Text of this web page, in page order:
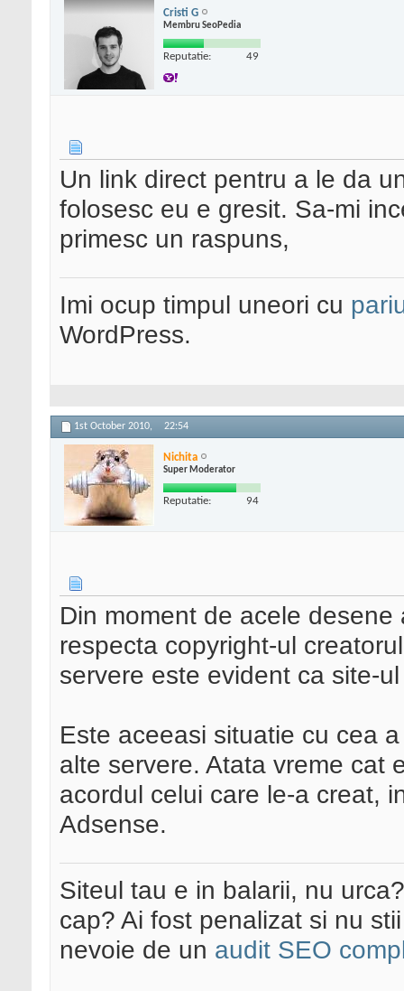
Cristi G
Membru SeoPedia
Reputatie: 49
Un link direct pentru a le da
folosesc eu e gresit. Sa-mi
primesc un raspuns,
Imi ocup timpul uneori cu
WordPress.
1st October 2010, 22:54
Nichita
Super Moderator
Reputatie: 94
Din moment de acele
respecta copyright-ul
servere este evident ca site-
Este aceeasi situatie cu cea
alte servere. Atata vreme cat
acordul celui care le-a creat,
Adsense.
Siteul tau e in balarii, nu
cap? Ai fost penalizat si nu
nevoie de un audit SEO